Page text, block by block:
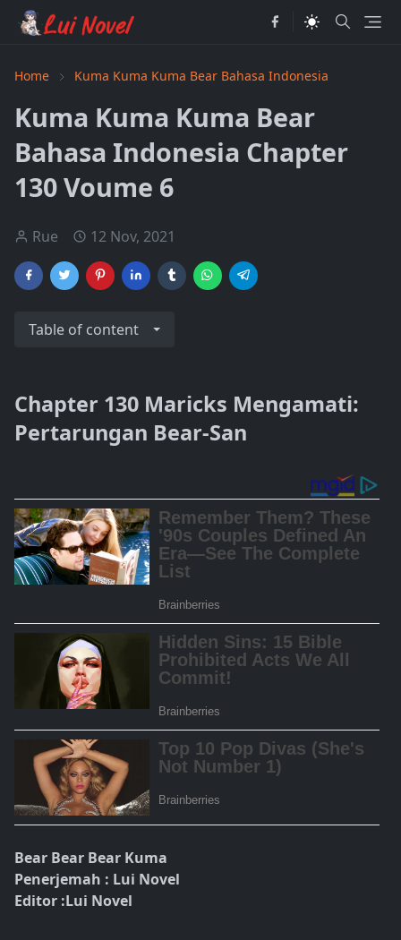
Home Kuma Kuma Kuma Bear Bahasa Indonesia
Kuma Kuma Kuma Bear
Bahasa Indonesia Chapter
130 Voume 6
Rue 12 Nov, 2021
Table of content
Chapter 130 Maricks Mengamati:
Pertarungan Bear-San
Bear Bear Bear Kuma
Penerjemah : Lui Novel
Editor :Lui Novel